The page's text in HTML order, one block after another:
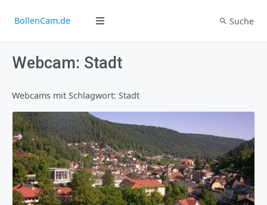
BollenCam.de Suche
Webcam: Stadt
Webcams mit Schlagwort: Stadt